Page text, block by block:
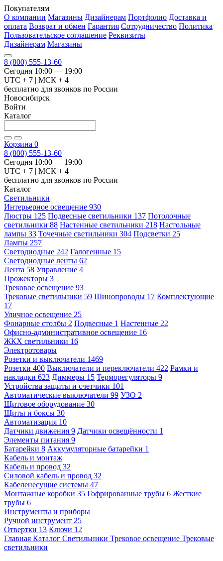
Покупателям
О компании Магазины Дизайнерам Портфолио Доставка и
оплата Возврат и обмен Гарантия Сотрудничество Политика
Пользовательское соглашение Реквизиты
Дизайнерам Магазины
8 (800) 555-13-60
Сегодня 10:00 — 19:00
UTC + 7 | МСК + 4
бесплатно для звонков по России
Новосибирск
Войти
Каталог
Корзина 0
8 (800) 555-13-60
Сегодня 10:00 — 19:00
UTC + 7 | МСК + 4
бесплатно для звонков по России
Каталог
Светильники
Интерьерное освещение 930
Люстры 125 Подвесные светильники 137 Потолочные
светильники 88 Настенные светильники 218 Настольные
лампы 33 Точечные светильники 304 Подсветки 25
Лампы 257
Светодиодные 242 Галогенные 15
Светодиодные ленты 62
Лента 58 Управление 4
Прожекторы 3
Трековое освещение 93
Трековые светильники 59 Шинопроводы 17 Комплектующие
17
Уличное освещение 25
Фонарные столбы 2 Подвесные 1 Настенные 22
Офисно-административное освещение 16
ЖКХ светильники 16
Электротовары
Розетки и выключатели 1469
Розетки 400 Выключатели и переключатели 422 Рамки и
накладки 623 Диммеры 15 Терморегуляторы 9
Устройства защиты и счетчики 101
Автоматические выключатели 99 УЗО 2
Щитовое оборудование 30
Щиты и боксы 30
Автоматизация 10
Датчики движения 9 Датчики освещённости 1
Элементы питания 9
Батарейки 8 Аккумуляторные батарейки 1
Кабель и монтаж
Кабель и провод 32
Силовой кабель и провод 32
Кабеленесущие системы 47
Монтажные коробки 35 Гофрированные трубы 6 Жесткие
трубы 6
Инструменты и приборы
Ручной инструмент 25
Отвертки 13 Ключи 12
Главная Каталог Светильники Трековое освещение Трековые
светильники